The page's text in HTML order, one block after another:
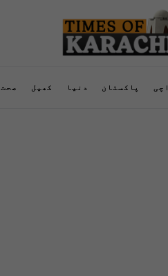
پاکستان دنیا کھیل صحت